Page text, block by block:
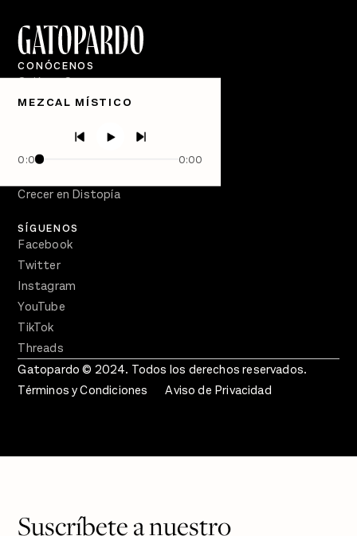
MEZCAL MÍSTICO
0:00 0:00
CONÓCENOS
Quiénes Somos
Directorio
PÓDCASTS
Semanario Gatopardo
Crecer en Distopía
SÍGUENOS
Facebook
Twitter
Instagram
YouTube
TikTok
Threads
Gatopardo © 2024. Todos los derechos reservados.
Términos y Condiciones
Aviso de Privacidad
Suscríbete a nuestro